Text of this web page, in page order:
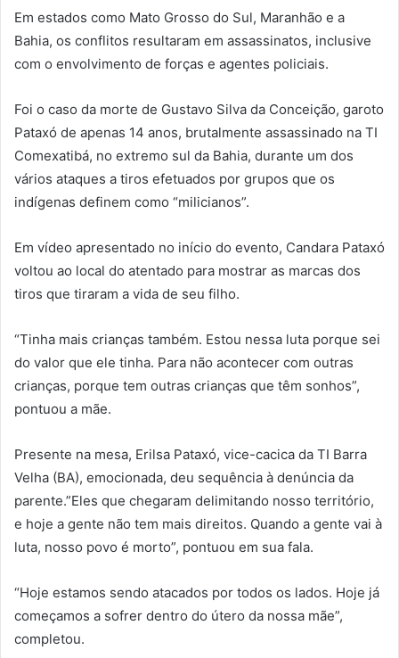
Em estados como Mato Grosso do Sul, Maranhão e a
Bahia, os conflitos resultaram em assassinatos, inclusive
com o envolvimento de forças e agentes policiais.
Foi o caso da morte de Gustavo Silva da Conceição, garoto
Pataxó de apenas 14 anos, brutalmente assassinado na TI
Comexatibá, no extremo sul da Bahia, durante um dos
vários ataques a tiros efetuados por grupos que os
indígenas definem como “milicianos”.
Em vídeo apresentado no início do evento, Candara Pataxó
voltou ao local do atentado para mostrar as marcas dos
tiros que tiraram a vida de seu filho.
“Tinha mais crianças também. Estou nessa luta porque sei
do valor que ele tinha. Para não acontecer com outras
crianças, porque tem outras crianças que têm sonhos”,
pontuou a mãe.
Presente na mesa, Erilsa Pataxó, vice-cacica da TI Barra
Velha (BA), emocionada, deu sequência à denúncia da
parente.”Eles que chegaram delimitando nosso território,
e hoje a gente não tem mais direitos. Quando a gente vai à
luta, nosso povo é morto”, pontuou em sua fala.
“Hoje estamos sendo atacados por todos os lados. Hoje já
começamos a sofrer dentro do útero da nossa mãe”,
completou.